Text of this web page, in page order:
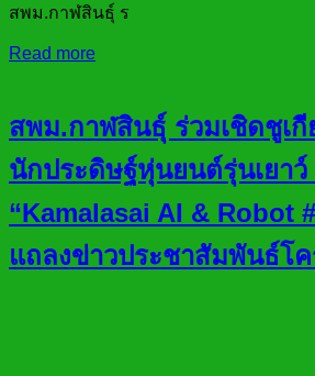
สพม.กาฬสินธุ์ ร
Read more
สพม.กาฬสินธุ์ ร่วมเชิดชูเ
นักประดิษฐ์หุ่นยนต์รุ่นเยาว์
“Kamalasai AI & Robot
แถลงข่าวประชาสัมพันธ์โค